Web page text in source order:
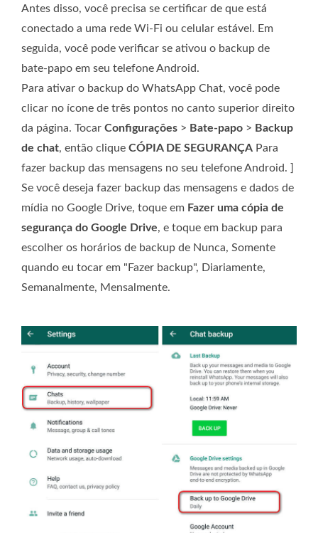
Antes disso, você precisa se certificar de que está
conectado a uma rede Wi-Fi ou celular estável. Em
seguida, você pode verificar se ativou o backup de
bate-papo em seu telefone Android.
Para ativar o backup do WhatsApp Chat, você pode
clicar no ícone de três pontos no canto superior direito
da página. Tocar Configurações > Bate-papo > Backup
de chat, então clique CÓPIA DE SEGURANÇA Para
fazer backup das mensagens no seu telefone Android. ]
Se você deseja fazer backup das mensagens e dados de
mídia no Google Drive, toque em Fazer uma cópia de
segurança do Google Drive, e toque em backup para
escolher os horários de backup de Nunca, Somente
quando eu tocar em "Fazer backup", Diariamente,
Semanalmente, Mensalmente.